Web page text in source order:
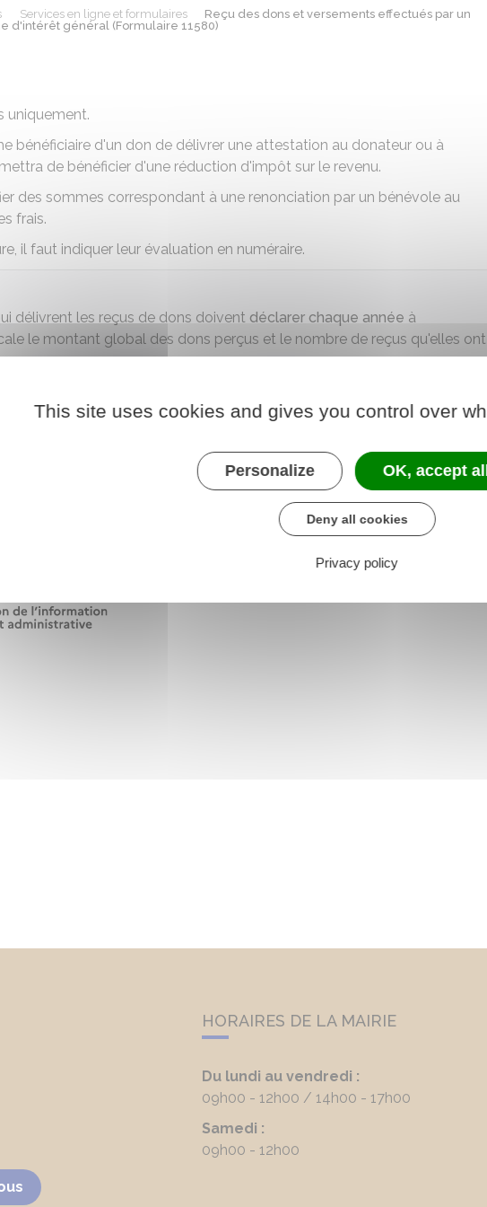
Services en ligne et formulaires
Reçu des dons et versements effectués par un
d'intérêt général (Formulaire 11580)
uniquement.
bénéficiaire d'un don de délivrer une attestation au donateur ou à
de bénéficier d'une réduction d'impôt sur le revenu.
des sommes correspondant à une renonciation par un bénévole au
frais.
il faut indiquer leur évaluation en numéraire.
délivrent les reçus de dons doivent déclarer chaque année à
le montant global des dons perçus et le nombre de reçus qu'elles ont
Télécharger le formulaire (167.6 KB)
HORAIRES DE LA MAIRIE
Du lundi au vendredi :
09h00 - 12h00
14h00 - 17h00
Samedi :
09h00 - 12h00
This site uses cookies and gives you control over
Personalize OK, accept all
Deny all cookies
Privacy policy